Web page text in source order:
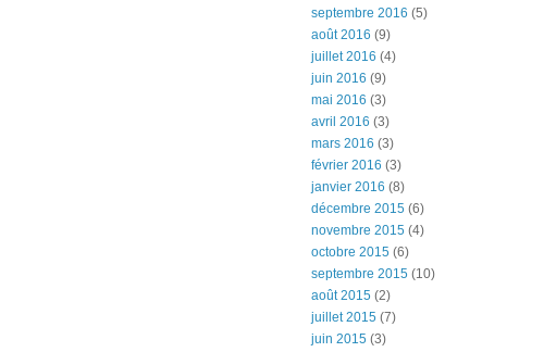
septembre 2016 (5)
août 2016 (9)
juillet 2016 (4)
juin 2016 (9)
mai 2016 (3)
avril 2016 (3)
mars 2016 (3)
février 2016 (3)
janvier 2016 (8)
décembre 2015 (6)
novembre 2015 (4)
octobre 2015 (6)
septembre 2015 (10)
août 2015 (2)
juillet 2015 (7)
juin 2015 (3)